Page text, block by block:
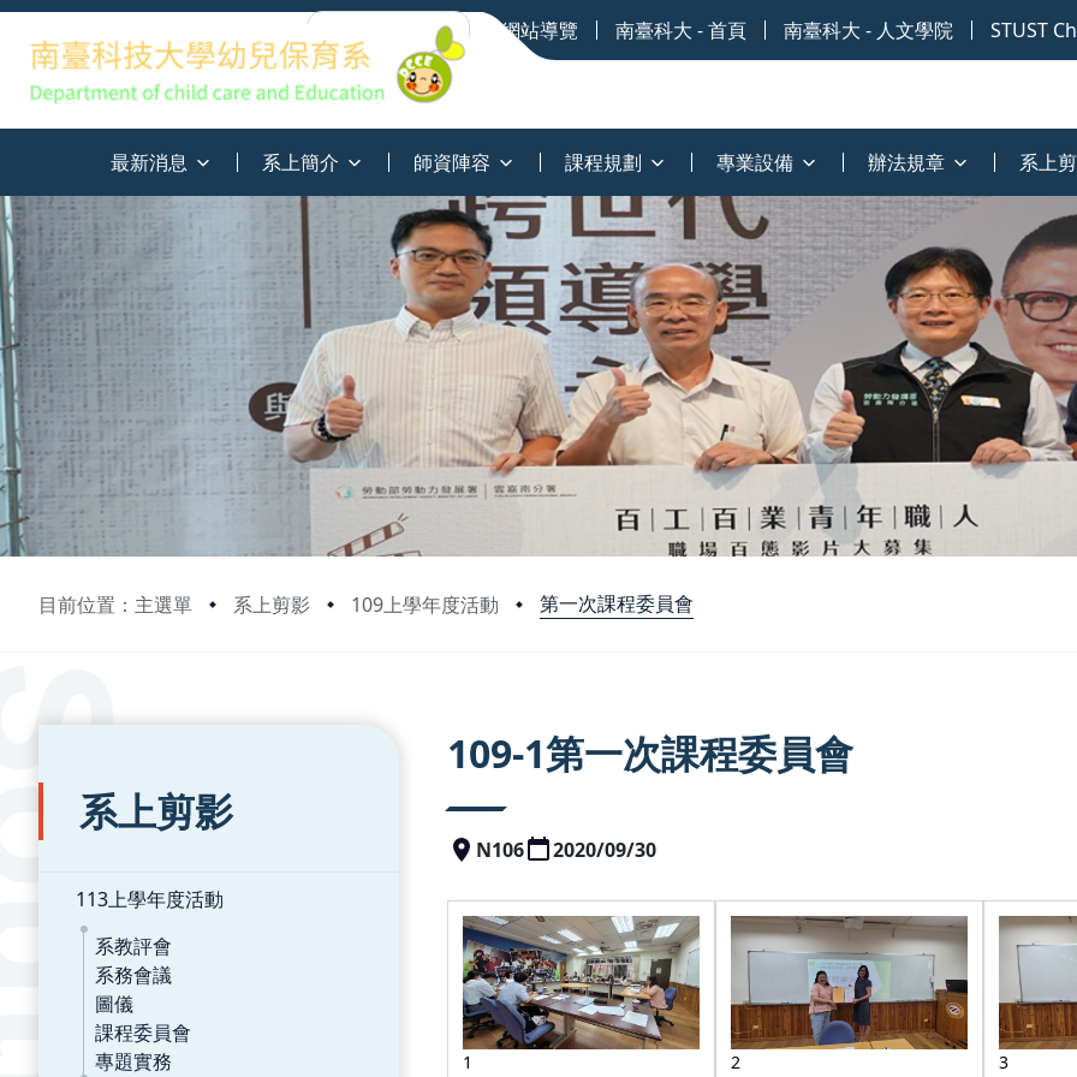
網站導覽 南臺科大 - 首頁 南臺科大 - 人文學院 STUST
最新消息 系上簡介 師資陣容 課程規劃 專業設備 辦法規章 系上
目前位置：主選單 系上剪影 109上學年度活動 第一次課程委員會
:::
系上剪影
113上學年度活動
系教評會
系務會議
圖儀
課程委員會
專題實務
109-1第一次課程委員會
N106 2020/09/30
1 2 3